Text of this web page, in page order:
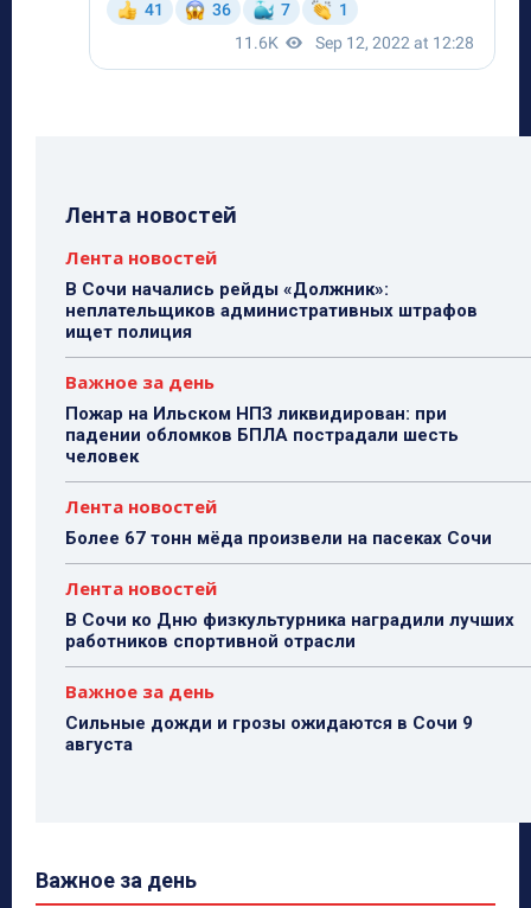
Лента новостей
Лента новостей
В Сочи начались рейды «Должник»:
неплательщиков административных штрафов
ищет полиция
Важное за день
Пожар на Ильском НПЗ ликвидирован: при
падении обломков БПЛА пострадали шесть
человек
Лента новостей
Более 67 тонн мёда произвели на пасеках Сочи
Лента новостей
В Сочи ко Дню физкультурника наградили лучших
работников спортивной отрасли
Важное за день
Сильные дожди и грозы ожидаются в Сочи 9
августа
Важное за день